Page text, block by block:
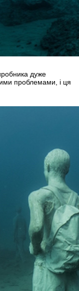
дуже
проблемами, і ця